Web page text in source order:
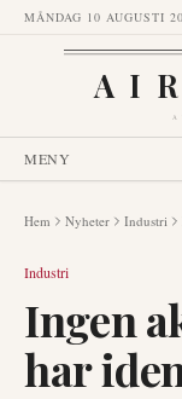
MÅNDAG 10 AUGUSTI
MENY
Hem Nyheter Industri
Industri
Ingen
har